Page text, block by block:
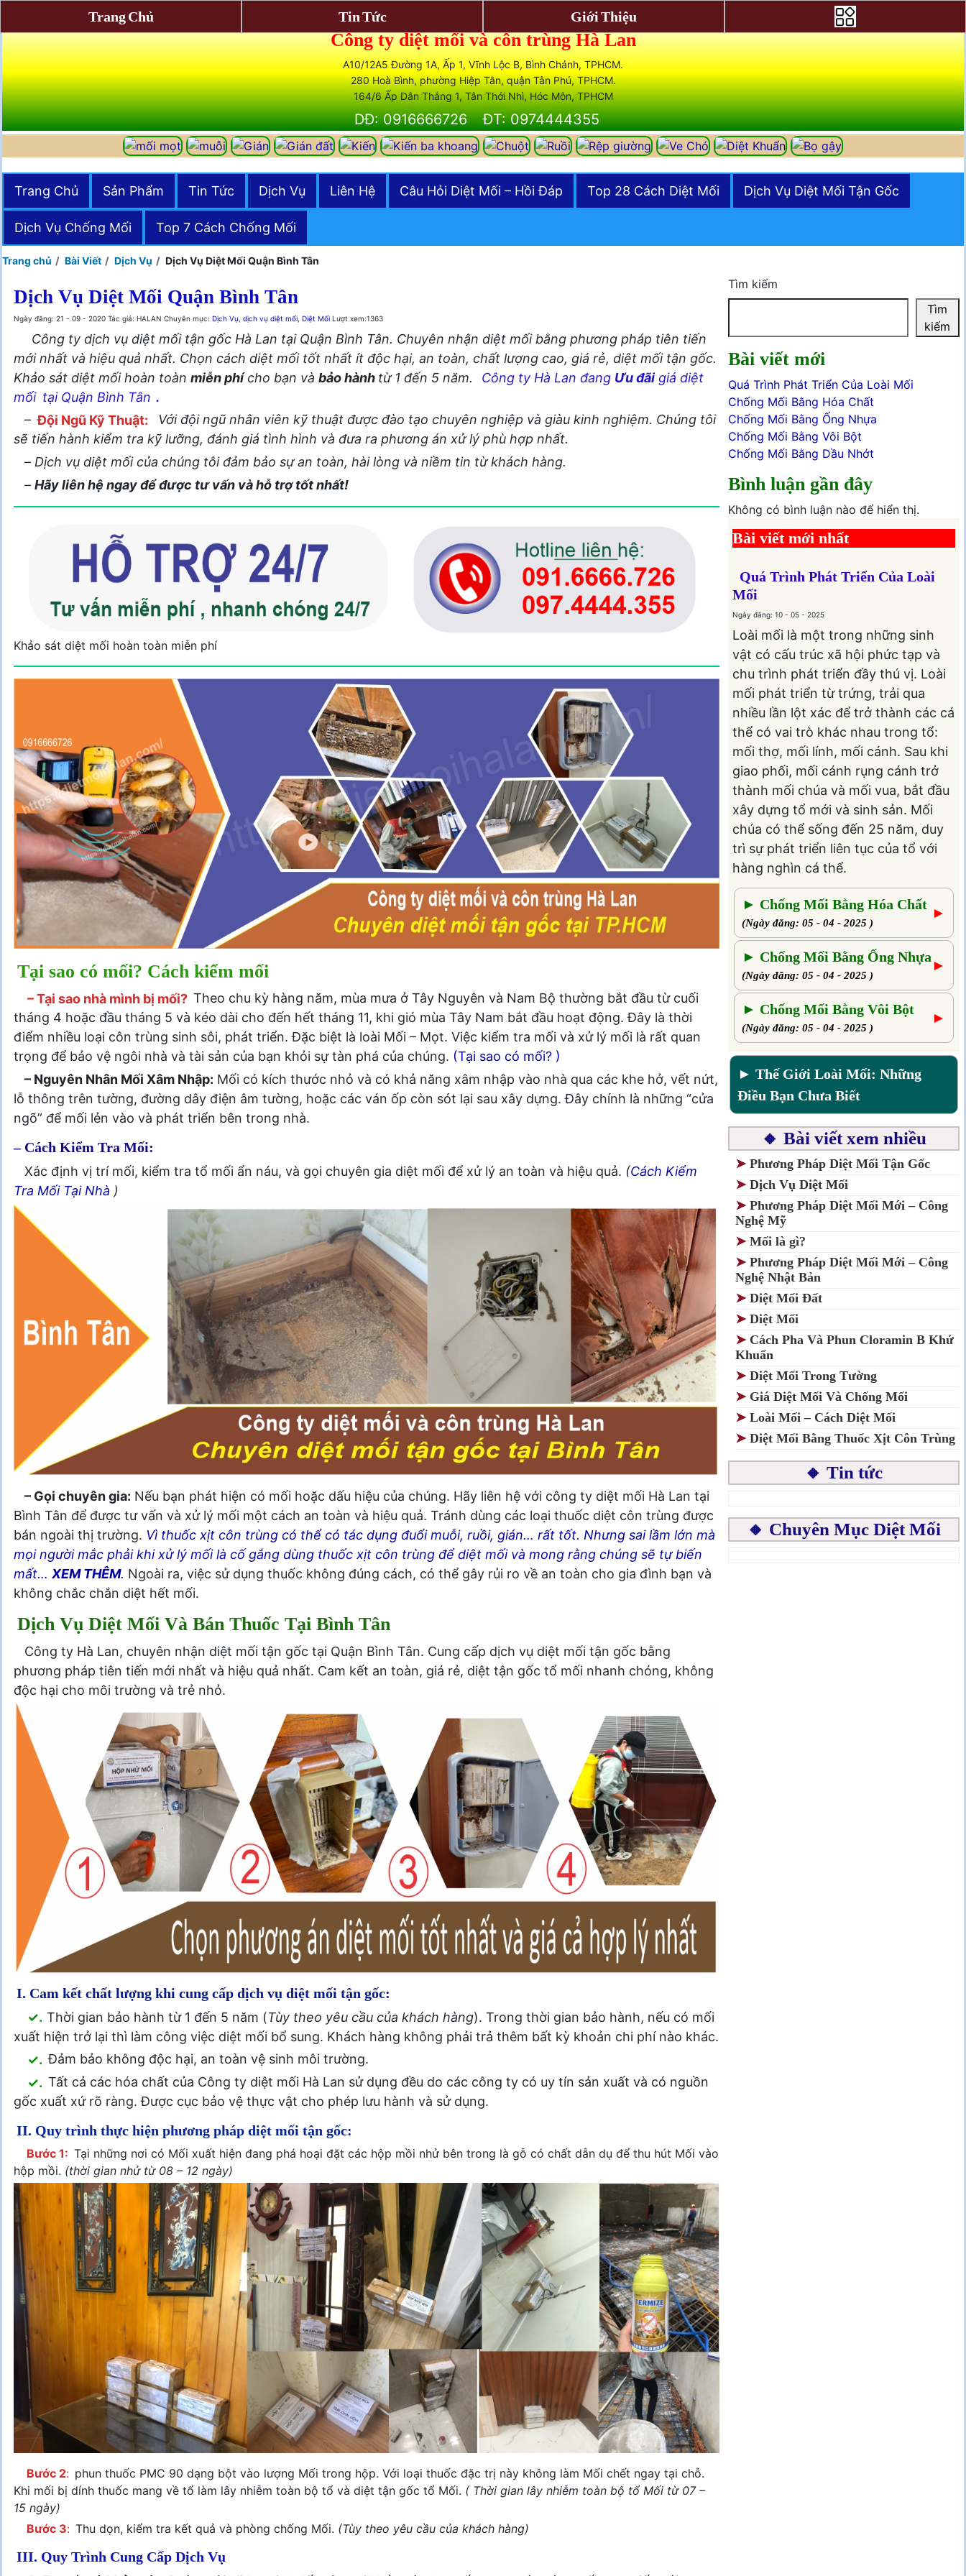
Công ty diệt mối và côn trùng Hà Lan
A10/12A5 Đường 1A, Ấp 1, Vĩnh Lộc B, Bình Chánh, TPHCM.
280 Hoà Bình, phường Hiệp Tân, quận Tân Phú, TPHCM.
164/6 Ấp Dân Thắng 1, Tân Thới Nhì, Hóc Môn, TPHCM
DĐ: 0916666726 ĐT: 0974444355
Trang Chủ Sản Phẩm Tin Tức Dịch Vụ Liên Hệ Câu Hỏi Diệt Mối – Hồi Đáp Top 28 Cách Diệt Mối Dịch Vụ Diệt Mối Tận Gốc
Dịch Vụ Chống Mối Top 7 Cách Chống Mối
Trang chủ Bài Viết Dịch Vụ Dịch Vụ Diệt Mối Quận Bình Tân
Dịch Vụ Diệt Mối Quận Bình Tân
Ngày đăng: 21 - 09 - 2020 Tác giả: HALAN Chuyên mục: Dịch Vụ dịch vụ diệt mối Diệt Mối Lượt xem:1363
Công ty dịch vụ diệt mối tận gốc Hà Lan tại Quận Bình Tân. Chuyên nhận diệt mối bằng phương pháp tiên tiến
mới nhất và hiệu quả nhất. Chọn cách diệt mối tốt nhất ít độc hại, an toàn, chất lượng cao, giá rẻ, diệt mối tận gốc.
Khảo sát diệt mối hoàn toàn miễn phícho bạn và bảo hành từ 1 đến 5 năm. Công ty Hà Lan đang Ưu đãi giá diệt
mối tại Quận Bình Tân .
– Đội Ngũ Kỹ Thuật:
Với đội ngũ nhân viên kỹ thuật được đào tạo chuyên nghiệp và giàu kinh nghiệm. Chúng tôi
sẽ tiến hành kiểm tra kỹ lưỡng, đánh giá tình hình và đưa ra phương án xử lý phù hợp nhất.
– Dịch vụ diệt mối của chúng tôi đảm bảo sự an toàn, hài lòng và niềm tin từ khách hàng.
– Hãy liên hệ ngay để được tư vấn và hỗ trợ tốt nhất!
Khảo sát diệt mối hoàn toàn miễn phí
Tại sao có mối? Cách kiểm mối
– Tại sao nhà mình bị mối? Theo chu kỳ hàng năm, mùa mưa ở Tây Nguyên và Nam Bộ thường bắt đầu từ cuối
tháng 4 hoặc đầu tháng 5 và kéo dài cho đến hết tháng 11, khi gió mùa Tây Nam bắt đầu hoạt động. Đây là thời
điểm nhiều loại côn trùng sinh sôi, phát triển. Đặc biệt là loài Mối – Mọt. Việc kiểm tra mối và xử lý mối là rất quan
trọng để bảo vệ ngôi nhà và tài sản của bạn khỏi sự tàn phá của chúng. (Tại sao có mối? )
– Nguyên Nhân Mối Xâm Nhập: Mối có kích thước nhỏ và có khả năng xâm nhập vào nhà qua các khe hở, vết nứt,
lỗ thông trên tường, đường dây điện âm tường, hoặc các ván ốp còn sót lại sau xây dựng. Đây chính là những “cửa
ngõ” để mối lẻn vào và phát triển bên trong nhà.
– Cách Kiểm Tra Mối:
Xác định vị trí mối, kiểm tra tổ mối ẩn náu, và gọi chuyên gia diệt mối để xử lý an toàn và hiệu quả. (Cách Kiểm
Tra Mối Tại Nhà )
– Gọi chuyên gia: Nếu bạn phát hiện có mối hoặc dấu hiệu của chúng. Hãy liên hệ với công ty diệt mối Hà Lan tại
Bình Tân để được tư vấn và xử lý mối một cách an toàn và hiệu quả. Tránh dùng các loại thuốc diệt côn trùng được
bán ngoài thị trường. Vì thuốc xịt côn trùng có thể có tác dụng đuổi muỗi, ruồi, gián… rất tốt. Nhưng sai lầm lớn mà
mọi người mắc phải khi xử lý mối là cố gắng dùng thuốc xịt côn trùng để diệt mối và mong rằng chúng sẽ tự biến
mất… XEM THÊM. Ngoài ra, việc sử dụng thuốc không đúng cách, có thể gây rủi ro về an toàn cho gia đình bạn và
không chắc chắn diệt hết mối.
Dịch Vụ Diệt Mối Và Bán Thuốc Tại Bình Tân
Công ty Hà Lan, chuyên nhận diệt mối tận gốc tại Quận Bình Tân. Cung cấp dịch vụ diệt mối tận gốc bằng
phương pháp tiên tiến mới nhất và hiệu quả nhất. Cam kết an toàn, giá rẻ, diệt tận gốc tổ mối nhanh chóng, không
độc hại cho môi trường và trẻ nhỏ.
I. Cam kết chất lượng khi cung cấp dịch vụ diệt mối tận gốc:
✓. Thời gian bảo hành từ 1 đến 5 năm (Tùy theo yêu cầu của khách hàng). Trong thời gian bảo hành, nếu có mối
xuất hiện trở lại thì làm công việc diệt mối bổ sung. Khách hàng không phải trả thêm bất kỳ khoản chi phí nào khác.
✓. Đảm bảo không độc hại, an toàn vệ sinh môi trường.
✓. Tất cả các hóa chất của Công ty diệt mối Hà Lan sử dụng đều do các công ty có uy tín sản xuất và có nguồn
gốc xuất xứ rõ ràng. Được cục bảo vệ thực vật cho phép lưu hành và sử dụng.
II. Quy trình thực hiện phương pháp diệt mối tận gốc:
Bước 1: Tại những nơi có Mối xuất hiện đang phá hoại đặt các hộp mồi nhử bên trong là gỗ có chất dẫn dụ để thu hút Mối vào
hộp mồi. (thời gian nhử từ 08 – 12 ngày)
Bước 2: phun thuốc PMC 90 dạng bột vào lượng Mối trong hộp. Với loại thuốc đặc trị này không làm Mối chết ngay tại chỗ.
Khi mối bị dính thuốc mang về tổ làm lây nhiễm toàn bộ tổ và diệt tận gốc tổ Mối. ( Thời gian lây nhiễm toàn bộ tổ Mối từ 07 –
15 ngày)
Bước 3: Thu dọn, kiểm tra kết quả và phòng chống Mối. (Tùy theo yêu cầu của khách hàng)
III. Quy Trình Cung Cấp Dịch Vụ
Tìm kiếm
Tìm
kiếm
Bài viết mới
Quá Trình Phát Triển Của Loài Mối
Chống Mối Bằng Hóa Chất
Chống Mối Bằng Ống Nhựa
Chống Mối Bằng Vôi Bột
Chống Mối Bằng Dầu Nhớt
Bình luận gần đây
Không có bình luận nào để hiển thị.
Bài viết mới nhất
Quá Trình Phát Triển Của Loài
Mối
Ngày đăng: 10 - 05 - 2025
Loài mối là một trong những sinh
vật có cấu trúc xã hội phức tạp và
chu trình phát triển đầy thú vị. Loài
mối phát triển từ trứng, trải qua
nhiều lần lột xác để trở thành các cá
thể có vai trò khác nhau trong tổ:
mối thợ, mối lính, mối cánh. Sau khi
giao phối, mối cánh rụng cánh trở
thành mối chúa và mối vua, bắt đầu
xây dựng tổ mới và sinh sản. Mối
chúa có thể sống đến 25 năm, duy
trì sự phát triển liên tục của tổ với
hàng nghìn cá thể.
► Chống Mối Bằng Hóa Chất
(Ngày đăng: 05 - 04 - 2025 )
►
► Chống Mối Bằng Ống Nhựa
(Ngày đăng: 05 - 04 - 2025 )
►
► Chống Mối Bằng Vôi Bột
(Ngày đăng: 05 - 04 - 2025 )
►
► Thế Giới Loài Mối: Những
Điều Bạn Chưa Biết
🔸 Bài viết xem nhiều
➤ Phương Pháp Diệt Mối Tận Gốc
➤ Dịch Vụ Diệt Mối
➤ Phương Pháp Diệt Mối Mới – Công
Nghệ Mỹ
➤ Mối là gì?
➤ Phương Pháp Diệt Mối Mới – Công
Nghệ Nhật Bản
➤ Diệt Mối Đất
➤ Diệt Mối
➤ Cách Pha Và Phun Cloramin B Khử
Khuẩn
➤ Diệt Mối Trong Tường
➤ Giá Diệt Mối Và Chống Mối
➤ Loài Mối – Cách Diệt Mối
➤ Diệt Mối Bằng Thuốc Xịt Côn Trùng
🔸 Tin tức
🔸 Chuyên Mục Diệt Mối
Trang Chủ Tin Tức Giới Thiệu